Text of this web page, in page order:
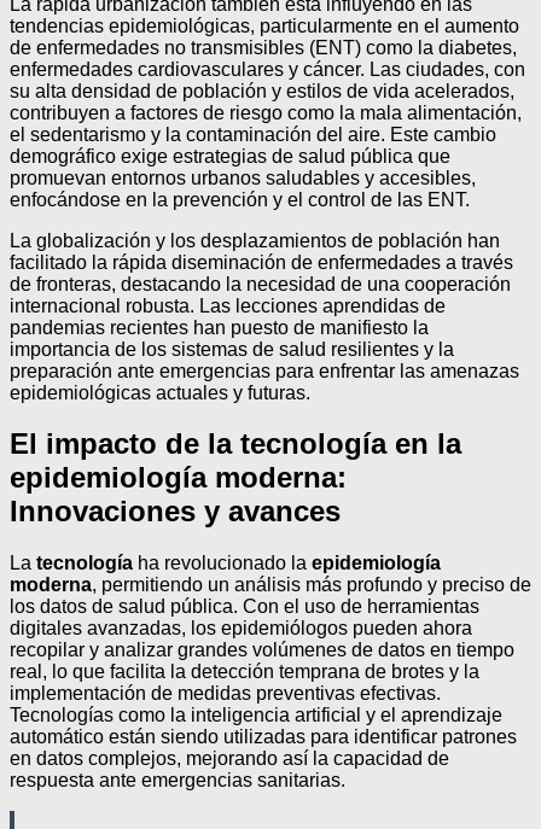
tendencias epidemiológicas, particularmente en el aumento
de enfermedades no transmisibles (ENT) como la diabetes,
enfermedades cardiovasculares y cáncer. Las ciudades, con
su alta densidad de población y estilos de vida acelerados,
contribuyen a factores de riesgo como la mala alimentación,
el sedentarismo y la contaminación del aire. Este cambio
demográfico exige estrategias de salud pública que
promuevan entornos urbanos saludables y accesibles,
enfocándose en la prevención y el control de las ENT.
La globalización y los desplazamientos de población han
facilitado la rápida diseminación de enfermedades a través
de fronteras, destacando la necesidad de una cooperación
internacional robusta. Las lecciones aprendidas de
pandemias recientes han puesto de manifiesto la
importancia de los sistemas de salud resilientes y la
preparación ante emergencias para enfrentar las amenazas
epidemiológicas actuales y futuras.
El impacto de la tecnología en la
epidemiología moderna:
Innovaciones y avances
La tecnología ha revolucionado la epidemiología
moderna, permitiendo un análisis más profundo y preciso de
los datos de salud pública. Con el uso de herramientas
digitales avanzadas, los epidemiólogos pueden ahora
recopilar y analizar grandes volúmenes de datos en tiempo
real, lo que facilita la detección temprana de brotes y la
implementación de medidas preventivas efectivas.
Tecnologías como la inteligencia artificial y el aprendizaje
automático están siendo utilizadas para identificar patrones
en datos complejos, mejorando así la capacidad de
respuesta ante emergencias sanitarias.